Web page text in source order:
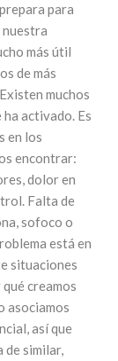
para
nuestra
más útil
de más
muchos
ha activado. Es
en los
encontrar:
dolor en
Falta de
sofoco o
está en
situaciones
creamos
asociamos
así que
de similar,